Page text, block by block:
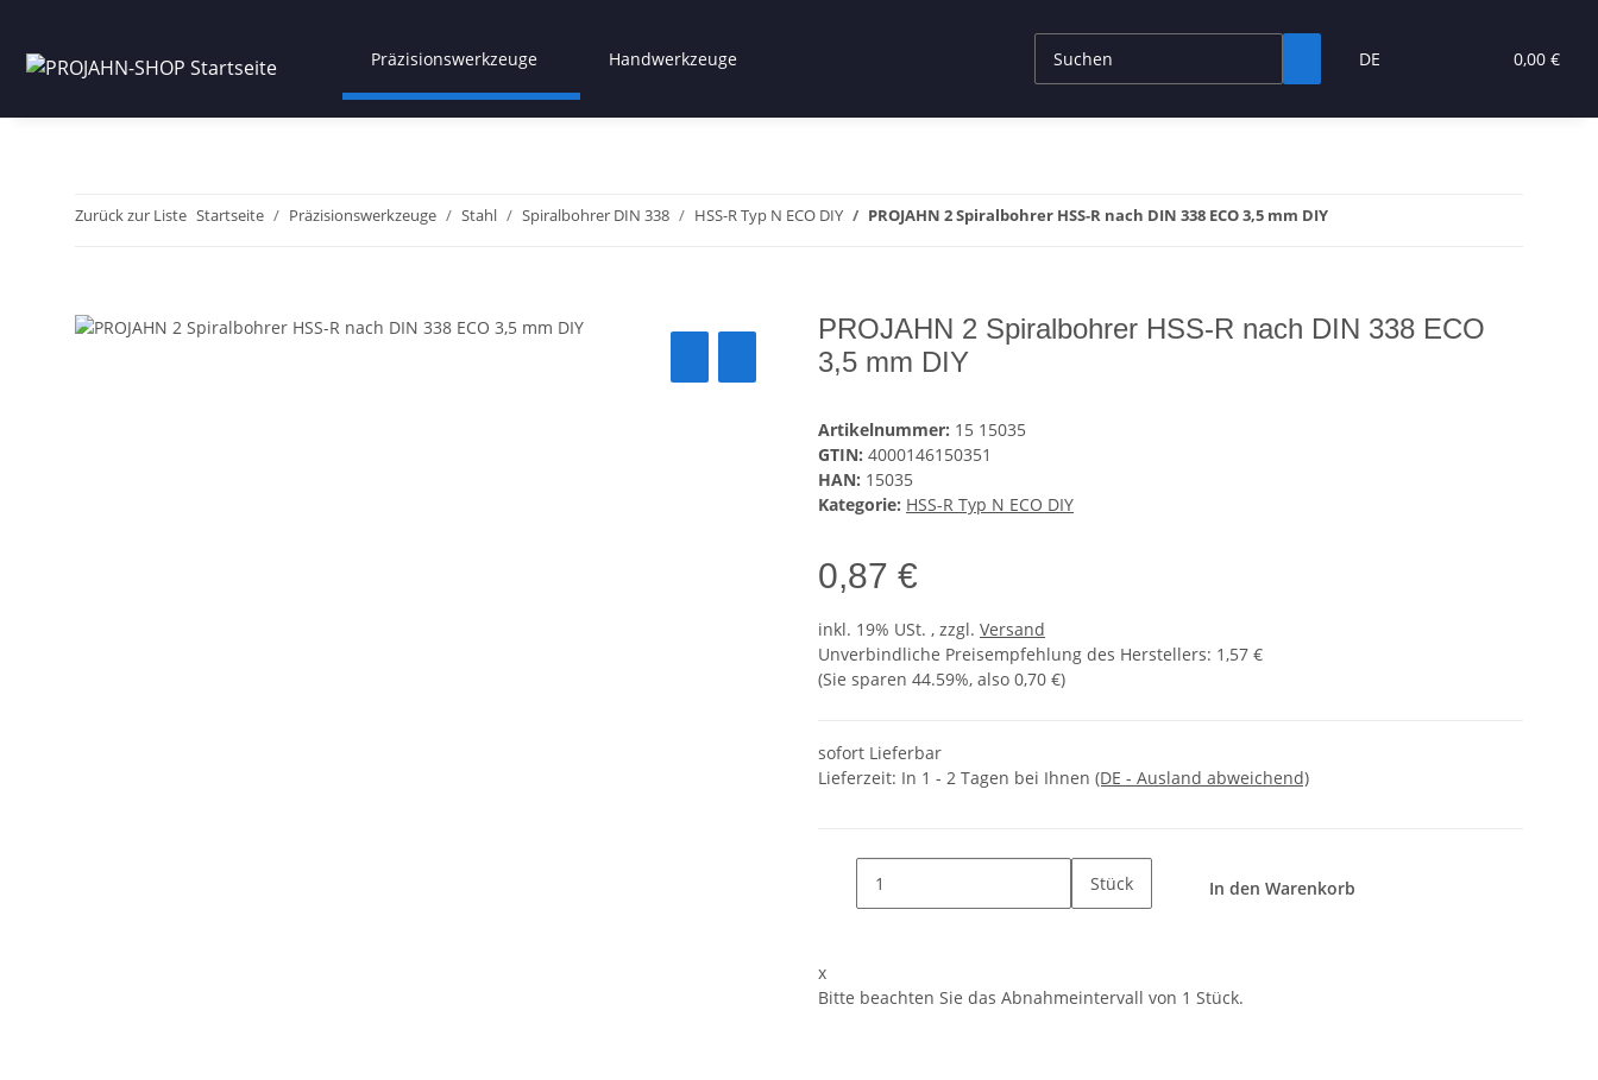
DE 0,00 €
Präzisionswerkzeuge Handwerkzeuge
Zurück zur Liste Startseite Präzisionswerkzeuge Stahl Spiralbohrer DIN 338 HSS-R Typ N ECO DIY PROJAHN 2 Spiralbohrer HSS-R nach DIN 338 ECO 3,5 mm DIY
PROJAHN 2 Spiralbohrer HSS-R nach DIN 338 ECO
3,5 mm DIY
Artikelnummer: 15 15035
GTIN: 4000146150351
HAN: 15035
Kategorie: HSS-R Typ N ECO DIY
0,87 €
inkl. 19% USt. , zzgl. Versand
Unverbindliche Preisempfehlung des Herstellers: 1,57 €
(Sie sparen 44.59%, also 0,70 €)
sofort Lieferbar
Lieferzeit: In 1 - 2 Tagen bei Ihnen (DE - Ausland abweichend)
Stück In den Warenkorb
x
Bitte beachten Sie das Abnahmeintervall von 1 Stück.